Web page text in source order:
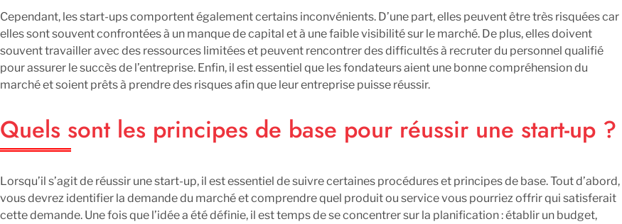
Cependant, les start-ups comportent également certains inconvénients. D’une part, elles peuvent être très risquées car
elles sont souvent confrontées à un manque de capital et à une faible visibilité sur le marché. De plus, elles doivent
souvent travailler avec des ressources limitées et peuvent rencontrer des difficultés à recruter du personnel qualifié
pour assurer le succès de l’entreprise. Enfin, il est essentiel que les fondateurs aient une bonne compréhension du
marché et soient prêts à prendre des risques afin que leur entreprise puisse réussir.
Quels sont les principes de base pour réussir une start-up ?
Lorsqu’il s’agit de réussir une start-up, il est essentiel de suivre certaines procédures et principes de base. Tout d’abord,
vous devrez identifier la demande du marché et comprendre quel produit ou service vous pourriez offrir qui satisferait
cette demande. Une fois que l’idée a été définie, il est temps de se concentrer sur la planification : établir un budget,